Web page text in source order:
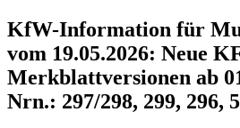
KfW-Information für
vom 19.05.2026: Neue
Merkblattversionen ab
Nrn.: 297/298, 299, 296,